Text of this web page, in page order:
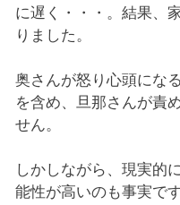
に遅く・・・。結果、
りました。
奥さんが怒り心頭にな
を含め、旦那さんが責
せん。
しかしながら、現実的
能性が高いのも事実です